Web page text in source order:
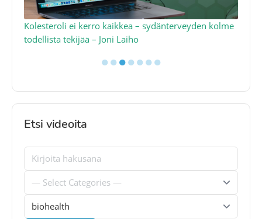
Kolesteroli ei kerro kaikkea – sydänterveyden kolme
todellista tekijää – Joni Laiho
●●●●●●●
Etsi videoita